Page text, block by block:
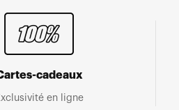
cadeaux
en ligne